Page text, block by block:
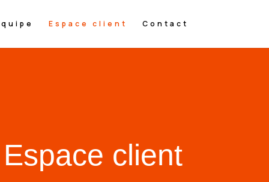
Espace client Contact
Espace client